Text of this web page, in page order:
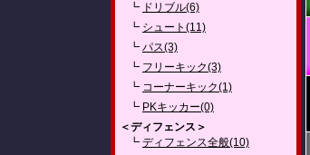
┗ ドリブル(6)
┗ シュート(11)
┗ パス(3)
┗ フリーキック(3)
┗ コーナーキック(1)
┗ PKキッカー(0)
＜ディフェンス＞
┗ ディフェンス全般(10)